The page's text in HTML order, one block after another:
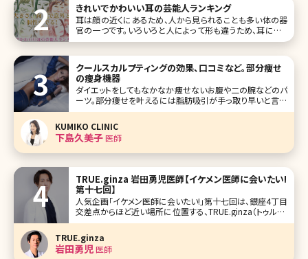
きれいでかわいい耳の芸能人ランキング
耳は顔の近くにあるため、人から見られることも多い体の器
官の一つです。いろいろと人によって形も違うため、耳によっ
て顔全体に与える印象も違ってくるという、実は大事なパー
彩芽
クールスカルプティングの効果、口コミなど。部分痩せ
の痩身機器
ダイエットをしてもなかなか痩せないお腹や二の腕などのパ
ーツ。部分痩せを叶えるには脂肪吸引が手っ取り早いと言わ
れていますが、傷ができる、痛みが強いといったイメージがあ
か。“切らない脂肪吸引”にはいくつかの方法がありますが、
中でも「寝ているだけで痩せら
KUMIKO CLINIC
下島久美子医師
TRUE.ginza 岩田勇児医師【イケメン医師に会いたい!
第十七回】
人気企画「イケメン医師に会いたい!」第十七回は、銀座4丁目
交差点からほど近い場所に位置する、TRUE.ginza（トゥルー.
ギンザ）の岩田勇児（いわた ゆうじ）先生です。 中学生時代前
半は成績が下から三番目、高校では美容師、美大を志望して
いた岩田先生が、あるきっかけで医学部合格を果たし、真面
目
TRUE.ginza
岩田勇児医師